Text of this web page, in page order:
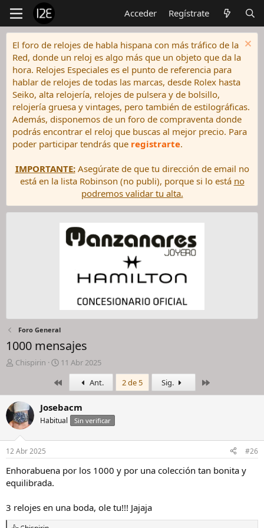
Acceder Regístrate
El foro de relojes de habla hispana con más tráfico de la
Red, donde un reloj es algo más que un objeto que da la
hora. Relojes Especiales es el punto de referencia para
hablar de relojes de todas las marcas, desde Rolex hasta
Seiko, alta relojería, relojes de pulsera y de bolsillo,
relojería gruesa y vintages, pero también de estilográficas.
Además, disponemos de un foro de compraventa donde
podrás encontrar el reloj que buscas al mejor precio. Para
poder participar tendrás que registrarte.
IMPORTANTE:Asegúrate de que tu dirección de email no
está en la lista Robinson (no publi), porque si lo está no
podremos validar tu alta.
Foro General
1000 mensajes
I
c
i
a
d
o
r
d
e
h
l
o
Chispirin
F
c
h
a
e
i
c
11 Abr 2025
PrimeroAnt. 2 de 5 Sig.
Josebacm
Habitual Sin verificar
12 Abr 2025 #26
Enhorabuena por los 1000 y por una colección tan bonita y
equilibrada.
3 relojes en una boda, ole tu!!! Jajaja